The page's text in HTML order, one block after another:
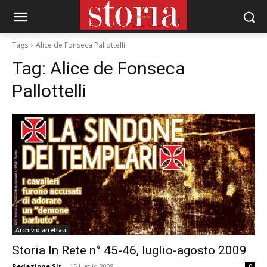
Tags Alice de Fonseca Pallottelli
Tag: Alice de Fonseca
Pallottelli
Archivio arretrati
Storia In Rete n° 45-46, luglio-agosto 2009